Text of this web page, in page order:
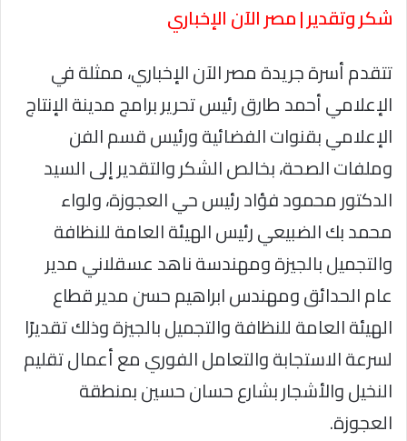
شكر وتقدير | مصر الآن الإخباري
تتقدم أسرة جريدة مصر الآن الإخباري، ممثلة في
الإعلامي أحمد طارق رئيس تحرير برامج مدينة الإنتاج
الإعلامي بقنوات الفضائية ورئيس قسم الفن
وملفات الصحة، بخالص الشكر والتقدير إلى السيد
الدكتور محمود فؤاد رئيس حي العجوزة، ولواء
محمد بك الضبيعي رئيس الهيئة العامة للنظافة
والتجميل بالجيزة ومهندسة ناهد عسقلاني مدير
عام الحدائق ومهندس ابراهيم حسن مدير قطاع
الهيئة العامة للنظافة والتجميل بالجيزة وذلك تقديرًا
لسرعة الاستجابة والتعامل الفوري مع أعمال تقليم
النخيل والأشجار بشارع حسان حسين بمنطقة
العجوزة.